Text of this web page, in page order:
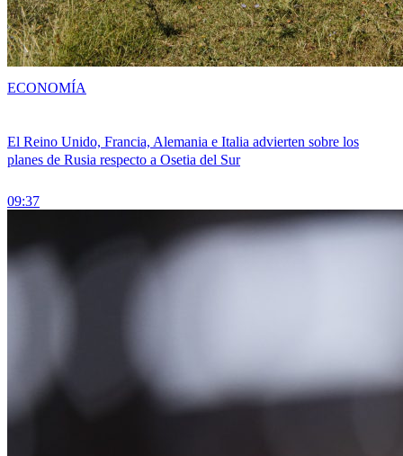
El Reino Unido, Francia, Alemania e Italia advierten sobre los
planes de Rusia respecto a Osetia del Sur
09:37
ECONOMÍA